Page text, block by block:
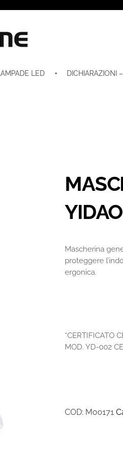
LAMPADE LED DICHIARAZIONI
YIDAO
Mascherina
proteggere
ergonica.
*CERTIFICATO
MOD. YD-002
COD: M00171